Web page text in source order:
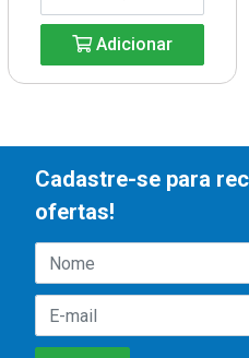
Adicionar
Cadastre-se para
ofertas!